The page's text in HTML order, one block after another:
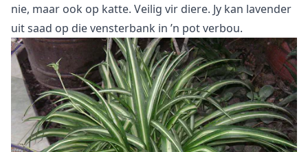
nie, maar ook op katte. Veilig vir diere. Jy kan lavender
uit saad op die vensterbank in ’n potverbou.